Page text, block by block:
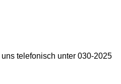
telefonisch unter 030-2025